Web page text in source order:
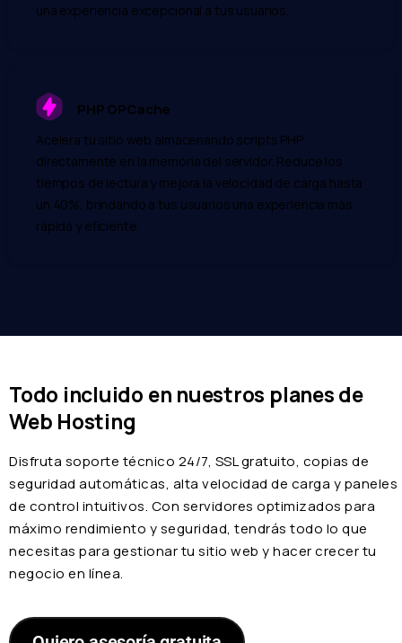
una experiencia excepcional a tus usuarios.
PHP OPCache
Acelera tu sitio web almacenando scripts PHP
directamente en la memoria del servidor. Reduce los
tiempos de lectura y mejora la velocidad de carga hasta
un 40%, brindando a tus usuarios una experiencia más
rápida y eficiente.
Todo incluido en nuestros planes de
Web Hosting
Disfruta soporte técnico 24/7, SSL gratuito, copias de
seguridad automáticas, alta velocidad de carga y paneles
de control intuitivos. Con servidores optimizados para
máximo rendimiento y seguridad, tendrás todo lo que
necesitas para gestionar tu sitio web y hacer crecer tu
negocio en línea.